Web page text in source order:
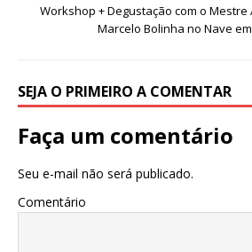
Workshop + Degustação com o Mestre
Marcelo Bolinha no Nave
SEJA O PRIMEIRO A COMENTAR
Faça um comentário
Seu e-mail não será publicado.
Comentário